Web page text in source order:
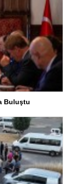
Buluştu